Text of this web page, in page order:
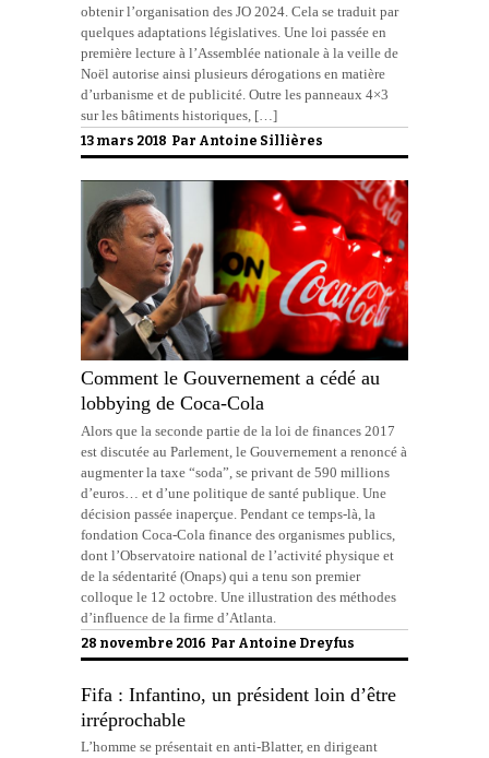
obtenir l’organisation des JO 2024. Cela se traduit par
quelques adaptations législatives. Une loi passée en
première lecture à l’Assemblée nationale à la veille de
Noël autorise ainsi plusieurs dérogations en matière
d’urbanisme et de publicité. Outre les panneaux 4×3
sur les bâtiments historiques, […]
13 mars 2018 Par Antoine Sillières
Comment le Gouvernement a cédé au
lobbying de Coca-Cola
Alors que la seconde partie de la loi de finances 2017
est discutée au Parlement, le Gouvernement a renoncé à
augmenter la taxe “soda”, se privant de 590 millions
d’euros… et d’une politique de santé publique. Une
décision passée inaperçue. Pendant ce temps-là, la
fondation Coca-Cola finance des organismes publics,
dont l’Observatoire national de l’activité physique et
de la sédentarité (Onaps) qui a tenu son premier
colloque le 12 octobre. Une illustration des méthodes
d’influence de la firme d’Atlanta.
28 novembre 2016 Par Antoine Dreyfus
Fifa : Infantino, un président loin d’être
irréprochable
L’homme se présentait en anti-Blatter, en dirigeant